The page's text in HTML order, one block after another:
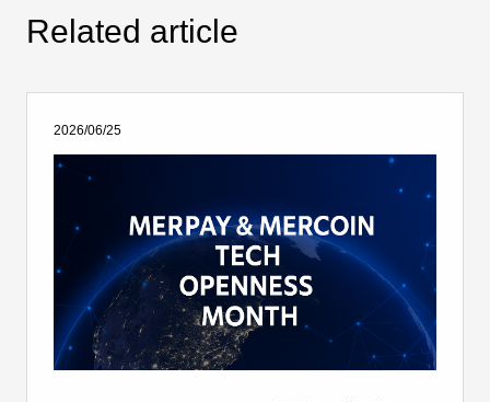
Related article
2026/06/25